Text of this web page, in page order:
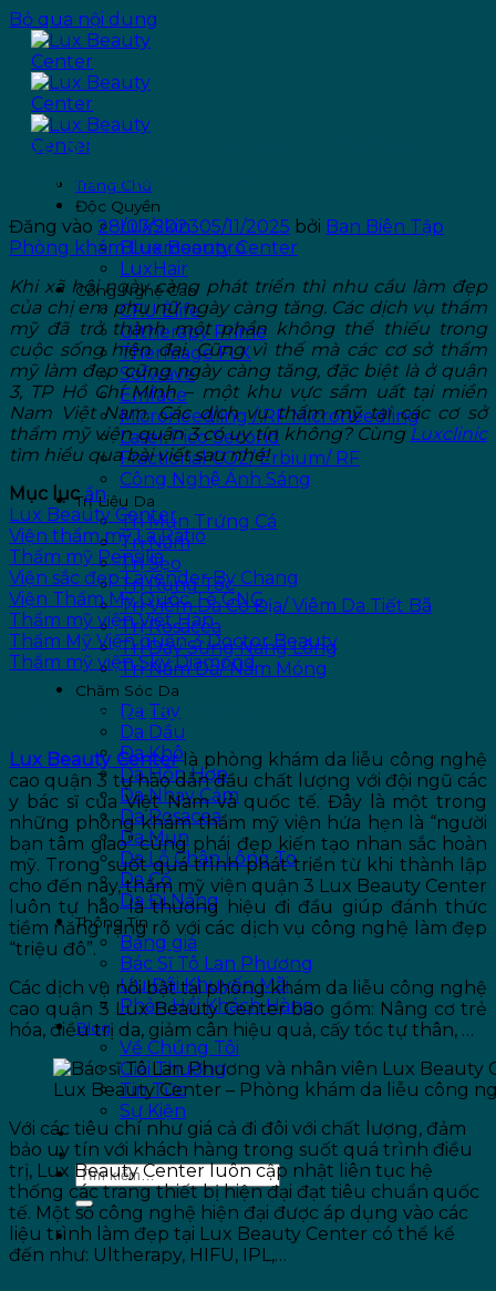
Bỏ qua nội dung
Trang Chủ
Độc Quyền
LuxSkin
Bluemoonpro
LuxHair
Công Nghệ Cao
CFU Èlife
Ultherapy Prime
Thermage FLX
Sofwave
Emface
Microneedling / RF Microneedling
Laser Pico Second
Fractional CO2/ Erbium/ RF
Công Nghệ Ánh Sáng
Trị Liệu Da
Trị Mụn Trứng Cá
Trị Nám
Trị Sẹo
Trị Rụng Tóc
Trị Viêm Da Cơ Địa/ Viêm Da Tiết Bã
Trị Rosacea
Trị Dày Sừng Nang Lông
Trị Nấm Da/ Nấm Móng
Chăm Sóc Da
Da Tay
Da Dầu
Da Khô
Da Hỗn Hợp
Da Nhạy Cảm
Da Rosacea
Da Mụn
Da Lỗ Chân Lông To
Da Cổ
Da Đi Nắng
Thông Tin
Bảng giá
Bác Sĩ Tô Lan Phương
Ưu Đãi Khuyến Mãi
Phản Hồi Khách Hàng
Blog
Về Chúng Tôi
Giải Thưởng
Tin Tức
Sự Kiện
ƯU ĐÃI
LIÊN HỆ
Top 8 Địa Chỉ Thẩm Mỹ Viện Quận 3
Uy Tín, Chất Lượng
Đăng vào 28/07/202305/11/2025 bởi Ban Biên Tập
Phòng khám Lux Beauty Center
Khi xã hội ngày càng phát triển thì nhu cầu làm đẹp
của chị em phụ nữ ngày càng tăng. Các dịch vụ thẩm
mỹ đã trở thành một phần không thể thiếu trong
cuộc sống hiện đại. Cũng vì thế mà các cơ sở thẩm
mỹ làm đẹp cũng ngày càng tăng, đặc biệt là ở quận
3, TP Hồ Chí Minh – một khu vực sầm uất tại miền
Nam Việt Nam. Các dịch vụ thẩm mỹ tại các cơ sở
thẩm mỹ viện quận 3 có uy tín không? Cùng Luxclinic
tìm hiểu qua bài viết sau nhé!
Mục lục ẩn
Lux Beauty Center
Viện thẩm mỹ La Ratio
Thẩm mỹ Pensilia
Viện sắc đẹp Lavender By Chang
Viện Thẩm Mỹ Quốc Tế GNG
Thẩm mỹ viện Việt Hàn
Thẩm Mỹ Viện quận 3 Doctor Beauty
Thẩm mỹ viện Sky Diamond
Lux Beauty Center
Lux Beauty Centerlà phòng khám da liễu công nghệ
cao quận 3 tự hào dẫn đầu chất lượng với đội ngũ các
y bác sĩ của Việt Nam và quốc tế. Đây là một trong
những phòng khám thẩm mỹ viện hứa hẹn là “người
bạn tâm giao” cùng phái đẹp kiến tạo nhan sắc hoàn
mỹ. Trong suốt quá trình phát triển từ khi thành lập
cho đến nay, thẩm mỹ viện quận 3 Lux Beauty Center
luôn tự hào là thương hiệu đi đầu giúp đánh thức
tiềm năng rạng rõ với các dịch vụ công nghệ làm đẹp
“triệu đô”.
Các dịch vụ nổi bật tại phòng khám da liễu công nghệ
cao quận 3 Lux Beauty Center bao gồm: Nâng cơ trẻ
hóa, điều trị da, giảm cân hiệu quả, cấy tóc tự thân, …
Lux Beauty Center – Phòng khám da liễu công
Với các tiêu chí như giá cả đi đôi với chất lượng, đảm
bảo uy tín với khách hàng trong suốt quá trình điều
trị, Lux Beauty Center luôn cập nhật liên tục hệ
thống các trang thiết bị hiện đại đạt tiêu chuẩn quốc
tế. Một số công nghệ hiện đại được áp dụng vào các
liệu trình làm đẹp tại Lux Beauty Center có thể kể
đến như: Ultherapy, HIFU, IPL,…